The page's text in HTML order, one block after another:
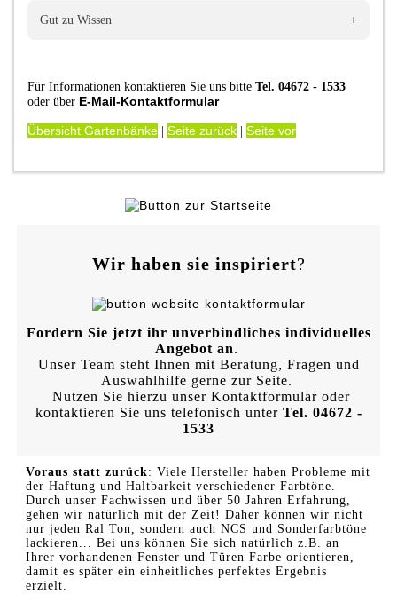
Gut zu Wissen +
Für Informationen kontaktieren Sie uns bitteTel. 04672 - 1533
oder über E-Mail-Kontaktformular
Übersicht Gartenbänke |Seite zurück |Seite vor
Wir haben sie inspiriert?
Fordern Sie jetzt ihr unverbindliches individuelles
Angebot an.
Unser Team steht Ihnen mit Beratung, Fragen und
Auswahlhilfe gerne zur Seite.
Nutzen Sie hierzu unser Kontaktformular oder
kontaktieren Sie uns telefonisch unter Tel. 04672 -
1533
Voraus statt zurück: Viele Hersteller haben Probleme mit
der Haftung und Haltbarkeit verschiedener Farbtöne.
Durch unser Fachwissen und über 50 Jahren Erfahrung,
gehen wir natürlich mit der Zeit! Daher können wir nicht
nur jeden Ral Ton, sondern auch NCS und Sonderfarbtöne
lackieren... Bei uns können Sie sich natürlich z.B. an
Ihrer vorhandenen Fenster und Türen Farbe orientieren,
damit es später ein einheitliches perfektes Ergebnis
erzielt.